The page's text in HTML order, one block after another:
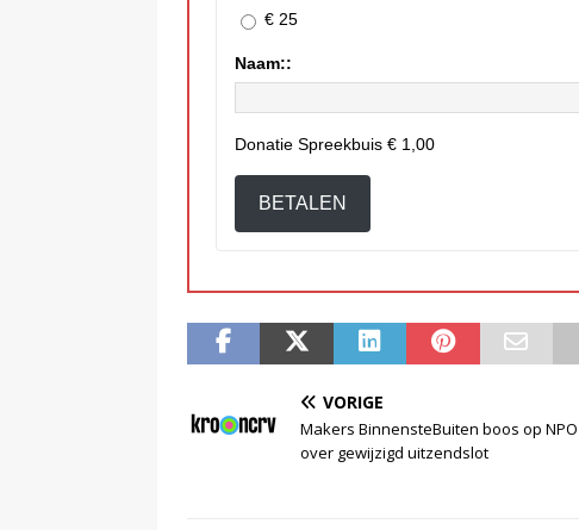
€ 25
Naam::
Donatie Spreekbuis € 1,00
BETALEN
VORIGE
Makers BinnensteBuiten boos op NPO
over gewijzigd uitzendslot